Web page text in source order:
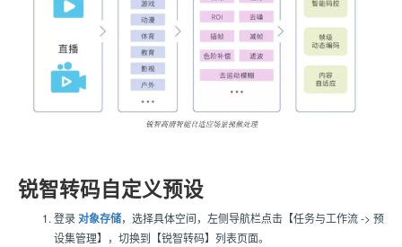
锐智转码自定义预设
登录对象存储，选择具体空间，左侧导航栏点击【任务与工作流 -> 预
设集管理】，切换到【锐智转码】列表页面。